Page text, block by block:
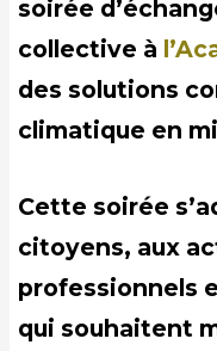
soirée
collective à
des solutions
climatique en
Cette soirée
citoyens, aux
professionnels
qui souhaitent